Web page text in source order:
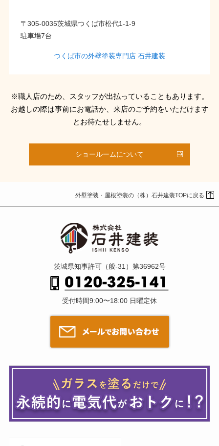
〒305-0035茨城県つくば市松代1-1-9
駐車場7台
つくば市の外壁塗装専門店 石井建装
※職人店のため、スタッフが出払っていることもあります。
お越しの際は事前にお電話か、来店のご予約をいただけます
とお待たせしません。
ショールームについて
外壁塗装・屋根塗装の（株）石井建装TOPに戻る
茨城県知事許可（般-31）第36962号
受付時間9:00〜18:00 日曜定休